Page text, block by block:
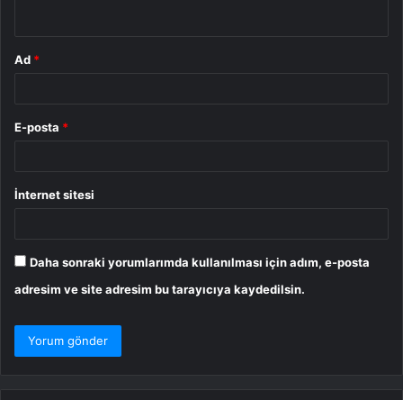
Ad *
E-posta *
İnternet sitesi
Daha sonraki yorumlarımda kullanılması için adım, e-posta
adresim ve site adresim bu tarayıcıya kaydedilsin.